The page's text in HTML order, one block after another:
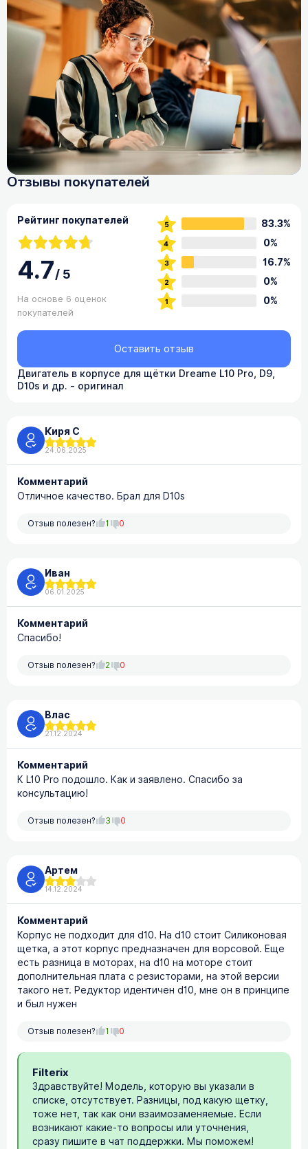
Отзывы покупателей
Рейтинг покупателей
4.7/5
На основе 6 оценок
покупателей
83.3%
0%
16.7%
0%
0%
Двигатель в корпусе для щётки Dreame L10 Pro, D9,
D10s и др. - оригинал
Оставить отзыв
Киря С
24.06.2025
Комментарий
Отличное качество. Брал для D10s
Отзыв полезен? 1 0
Иван
06.01.2025
Комментарий
Спасибо!
Отзыв полезен? 2 0
Влас
21.12.2024
Комментарий
К L10 Pro подошло. Как и заявлено. Спасибо за
консультацию!
Отзыв полезен? 3 0
Артем
14.12.2024
Комментарий
Корпус не подходит для d10. На d10 стоит Силиконовая
щетка, а этот корпус предназначен для ворсовой. Еще
есть разница в моторах, на d10 на моторе стоит
дополнительная плата с резисторами, на этой версии
такого нет. Редуктор идентичен d10, мне он в принципе
и был нужен
Отзыв полезен? 1 0
Filterix
Здравствуйте! Модель, которую вы указали в
списке, отсутствует. Разницы, под какую щетку,
тоже нет, так как они взаимозаменяемые. Если
возникают какие-то вопросы или уточнения,
сразу пишите в чат поддержки. Мы поможем!